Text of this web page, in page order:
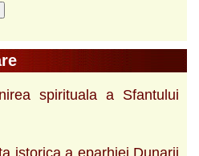
spirituala a Sfantului